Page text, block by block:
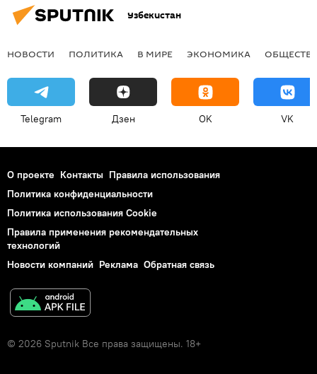
Узбекистан
НОВОСТИ ПОЛИТИКА В МИРЕ ЭКОНОМИКА
Telegram Дзен OK VK
О проекте Контакты Правила использования
Политика конфиденциальности
Политика использования Cookie
Правила применения рекомендательных
технологий
Новости компаний Реклама Обратная связь
© 2026 Sputnik Все права защищены. 18+